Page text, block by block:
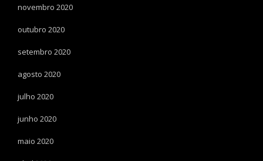
novembro 2020
outubro 2020
setembro 2020
agosto 2020
julho 2020
junho 2020
maio 2020